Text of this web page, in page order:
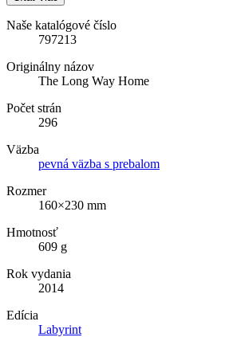
Naše katalógové číslo
797213
Originálny názov
The Long Way Home
Počet strán
296
Väzba
pevná väzba s prebalom
Rozmer
160×230 mm
Hmotnosť
609 g
Rok vydania
2014
Edícia
Labyrint